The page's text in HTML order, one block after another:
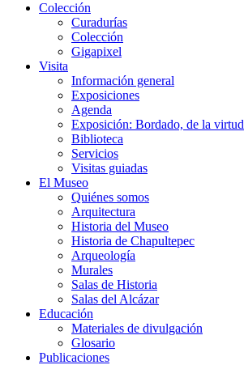
Colección
Curadurías
Colección
Gigapixel
Visita
Información general
Exposiciones
Agenda
Exposición: Bordado, de la virtud
Biblioteca
Servicios
Visitas guiadas
El Museo
Quiénes somos
Arquitectura
Historia del Museo
Historia de Chapultepec
Arqueología
Murales
Salas de Historia
Salas del Alcázar
Educación
Materiales de divulgación
Glosario
Publicaciones